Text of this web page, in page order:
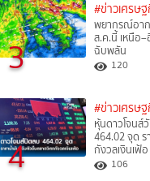
3
#ข่าวเศรษ
พยากรณ์อา
ส.ค.นี้ เหนือ
ฉับพลัน
120
4
#ข่าวเศรษ
หุ้นดาวโจนส์
464.02 จุด
กังวลเงินเฟ้อ
106